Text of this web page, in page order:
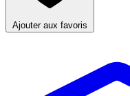
Ajouter aux favoris